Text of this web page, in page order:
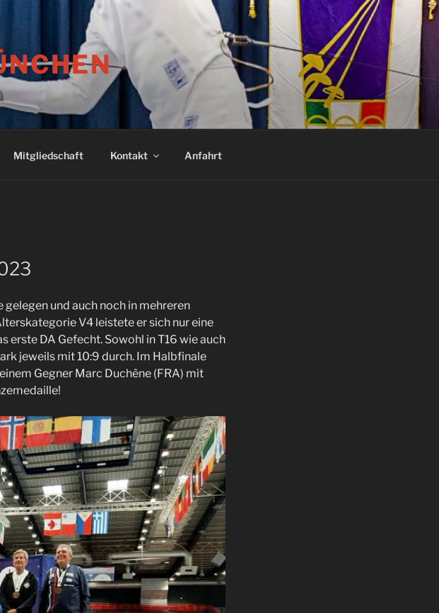
Mitgliedschaft Kontakt Anfahrt
gelegen und auch noch in mehreren
V4 leistete er sich nur eine
erste DA Gefecht. Sowohl in T16 wie auch
jeweils mit 10:9 durch. Im Halbfinale
Gegner Marc Duchêne (FRA) mit